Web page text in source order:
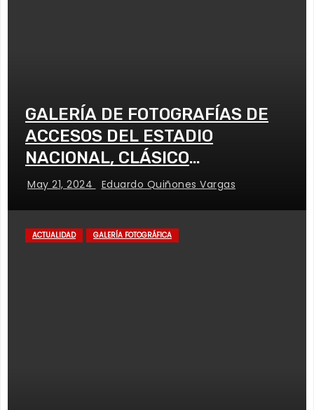
GALERÍA DE FOTOGRAFÍAS DE
ACCESOS DEL ESTADIO
NACIONAL, CLÁSICO
UNIVERSITARIO
May 21, 2024 Eduardo Quiñones Vargas
ACTUALIDAD GALERÍA FOTOGRÁFICA